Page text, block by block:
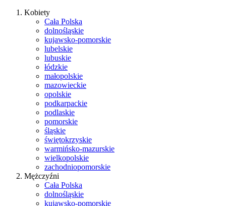
Kobiety
Cała Polska
dolnośląskie
kujawsko-pomorskie
lubelskie
lubuskie
łódzkie
małopolskie
mazowieckie
opolskie
podkarpackie
podlaskie
pomorskie
śląskie
świętokrzyskie
warmińsko-mazurskie
wielkopolskie
zachodniopomorskie
Mężczyźni
Cała Polska
dolnośląskie
kujawsko-pomorskie